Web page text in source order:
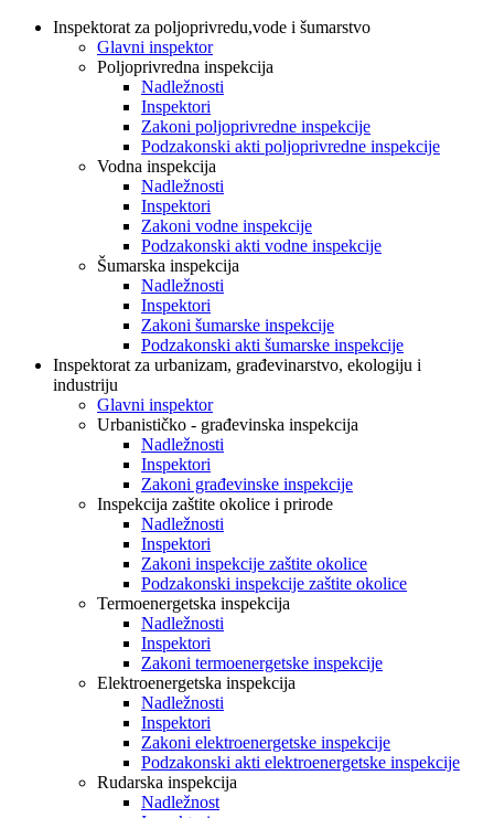
Inspektorat za poljoprivredu,vode i šumarstvo
Glavni inspektor
Poljoprivredna inspekcija
Nadležnosti
Inspektori
Zakoni poljoprivredne inspekcije
Podzakonski akti poljoprivredne inspekcije
Vodna inspekcija
Nadležnosti
Inspektori
Zakoni vodne inspekcije
Podzakonski akti vodne inspekcije
Šumarska inspekcija
Nadležnosti
Inspektori
Zakoni šumarske inspekcije
Podzakonski akti šumarske inspekcije
Inspektorat za urbanizam, građevinarstvo, ekologiju i
industriju
Glavni inspektor
Urbanističko - građevinska inspekcija
Nadležnosti
Inspektori
Zakoni građevinske inspekcije
Inspekcija zaštite okolice i prirode
Nadležnosti
Inspektori
Zakoni inspekcije zaštite okolice
Podzakonski inspekcije zaštite okolice
Termoenergetska inspekcija
Nadležnosti
Inspektori
Zakoni termoenergetske inspekcije
Elektroenergetska inspekcija
Nadležnosti
Inspektori
Zakoni elektroenergetske inspekcije
Podzakonski akti elektroenergetske inspekcije
Rudarska inspekcija
Nadležnost